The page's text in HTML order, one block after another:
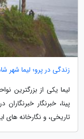
زندگی در پرو؛ لیما شهر
لیما یکی از بزرگترین
پینا، خبرنگار
تاریخی، و نگارخانه های